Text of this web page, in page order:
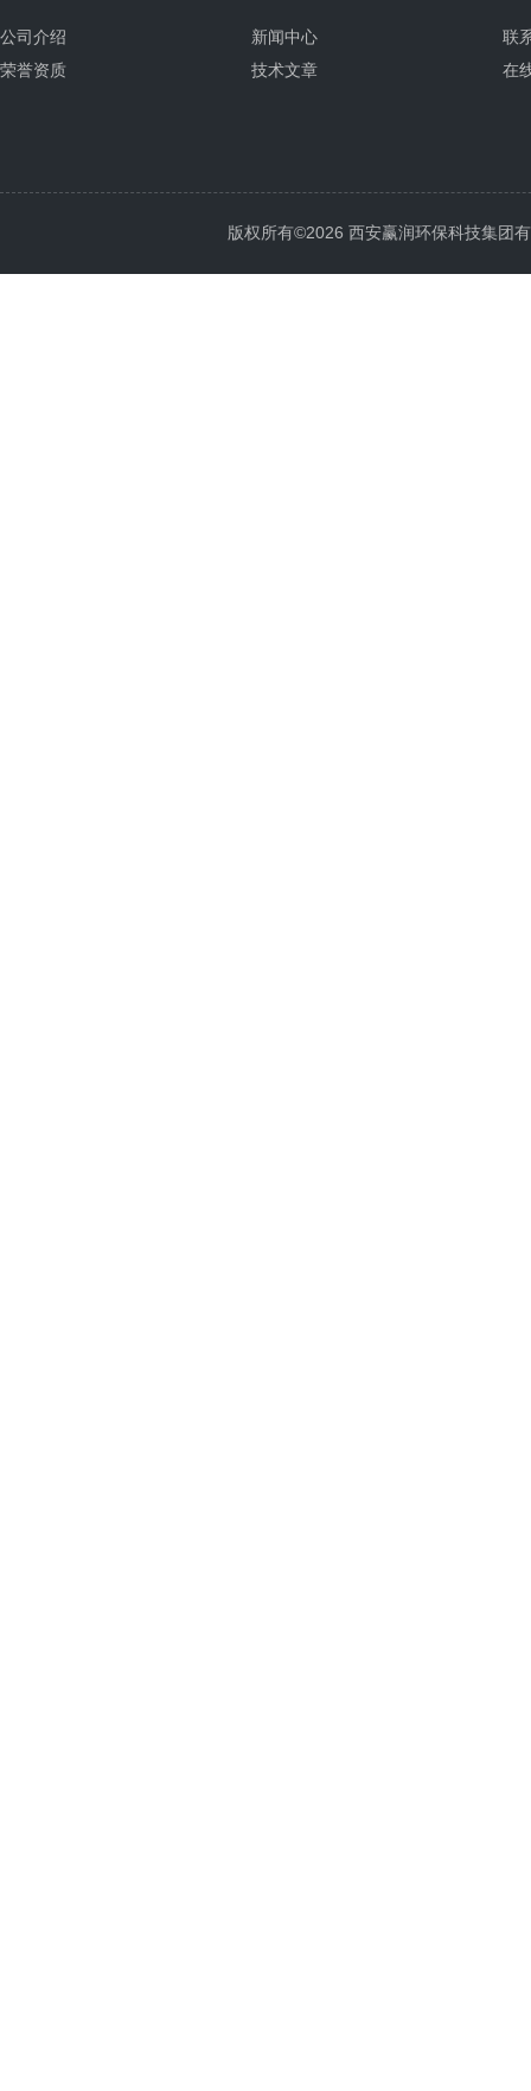
公司介绍
荣誉资质
新闻中心
技术文章
联
在
版权所有©2026 西安赢润环保科技集团